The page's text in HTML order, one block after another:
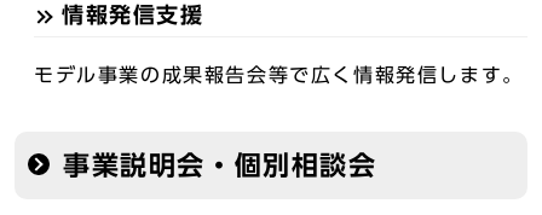
情報発信支援
モデル事業の成果報告会等で広く情報発信します。
事業説明会・個別相談会